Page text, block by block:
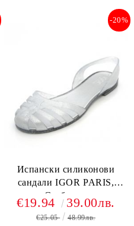
Испански силиконови
сандали IGOR PARIS,
Сребърни
-20%
€19.94 39.00лв.
€25.05 48.99лв.